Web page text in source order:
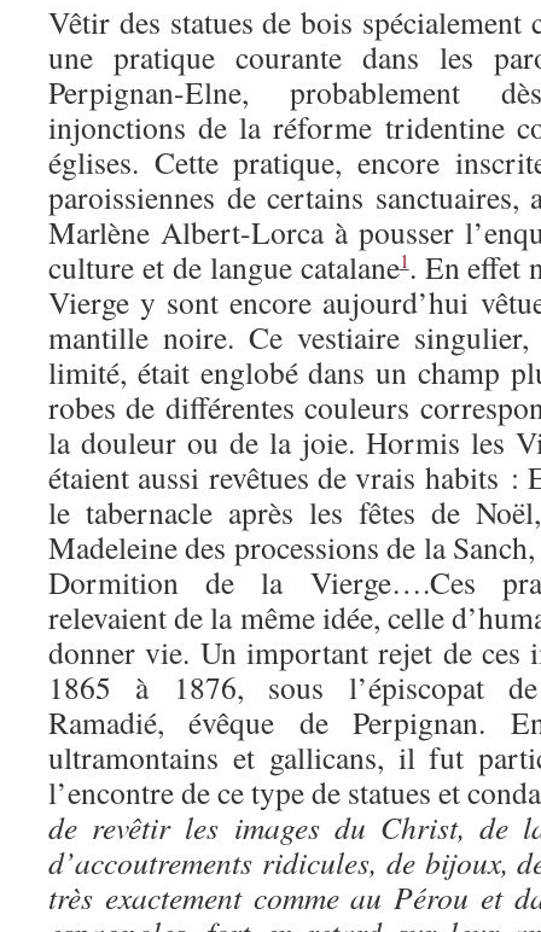
Vêtir des statues de bois spécialement
une pratique courante dans les
Perpignan-Elne, probablement
injonctions de la réforme tridentine
églises. Cette pratique, encore
paroissiennes de certains sanctuaires,
Marlène Albert-Lorca à pousser
culture et de langue catalane1. En effet
Vierge y sont encore aujourd’hui
mantille noire. Ce vestiaire
limité, était englobé dans un champ
robes de différentes couleurs
la douleur ou de la joie. Hormis les
étaient aussi revêtues de vrais habits :
le tabernacle après les fêtes de
Madeleine des processions de la
Dormition de la Vierge….Ces
relevaient de la même idée, celle
donner vie. Un important rejet de ces
1865 à 1876, sous l’épiscopat
Ramadié, évêque de Perpignan.
ultramontains et gallicans, il fut
l’encontre de ce type de statues et
de revêtir les images du Christ, de
d’accoutrements ridicules, de bijoux,
très exactement comme au Pérou et